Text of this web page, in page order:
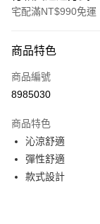
宅配滿NT$990免運
信用卡一次付款
LINE Pay
悠遊付
Google Pay
商品特色
商品編號
8985030
商品特色
沁涼舒適
彈性舒適
款式設計